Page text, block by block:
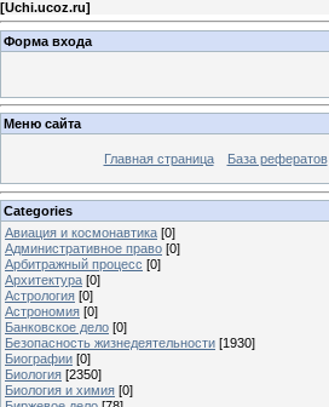
[Uchi.ucoz.ru]
Форма входа
Меню сайта
Главная страница База рефератов
Categories
Авиация и космонавтика [0]
Административное право [0]
Арбитражный процесс [0]
Архитектура [0]
Астрология [0]
Астрономия [0]
Банковское дело [0]
Безопасность жизнедеятельности [1930]
Биографии [0]
Биология [2350]
Биология и химия [0]